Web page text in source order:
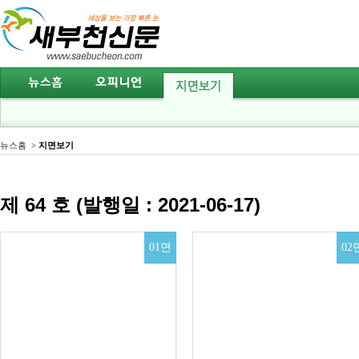
뉴스홈 > 지면보기
제 64 호 (발행일 : 2021-06-17)
01면 02